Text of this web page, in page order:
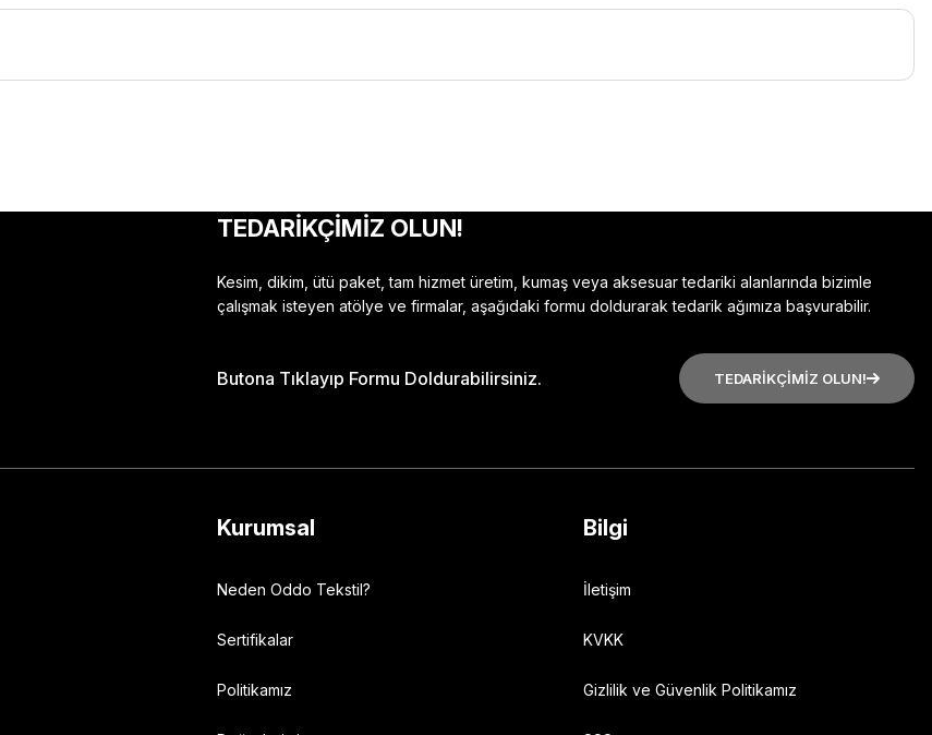
Yorum YazTEDARİKÇİMİZ OLUN!
Kesim, dikim, ütü paket, tam hizmet üretim, kumaş veya aksesuar tedariki alanlarında bizimle
çalışmak isteyen atölye ve firmalar, aşağıdaki formu doldurarak tedarik ağımıza başvurabilir.
Butona Tıklayıp Formu Doldurabilirsiniz. TEDARİKÇİMİZ OLUN!
Kurumsal
Neden Oddo Tekstil?
Sertifikalar
Politikamız
Bilgi
İletişim
KVKK
Gizlilik ve Güvenlik Politikamız